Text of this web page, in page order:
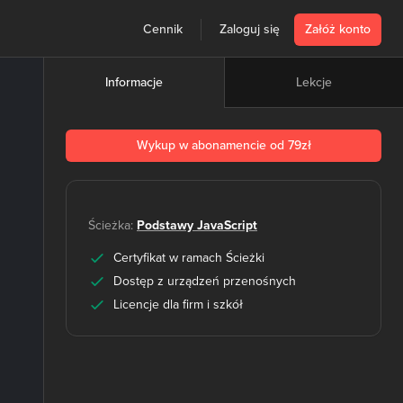
Cennik Zaloguj się Załóż konto
Informacje Lekcje
Wykup w abonamencie od 79zł
Ścieżka: Podstawy JavaScript
Certyfikat w ramach Ścieżki
Dostęp z urządzeń przenośnych
Licencje dla firm i szkół